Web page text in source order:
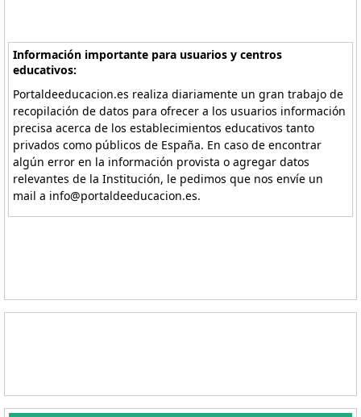
Información importante para usuarios y centros
educativos:
Portaldeeducacion.es realiza diariamente un gran trabajo de
recopilación de datos para ofrecer a los usuarios información
precisa acerca de los establecimientos educativos tanto
privados como públicos de España. En caso de encontrar
algún error en la información provista o agregar datos
relevantes de la Institución, le pedimos que nos envíe un
mail a info@portaldeeducacion.es.